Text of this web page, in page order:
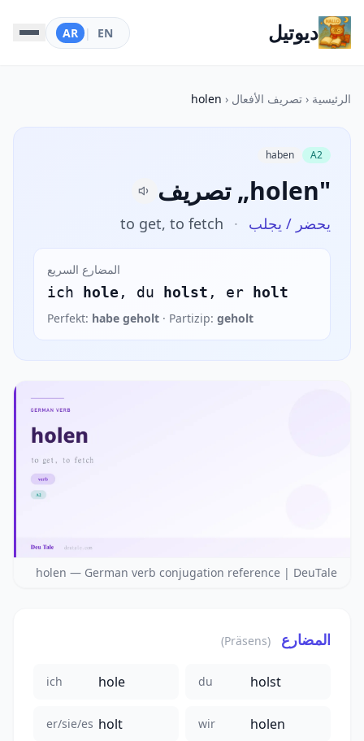
ديوتيل EN
|
AR
الرئيسية ‹ تصريف الأفعال ‹
holen
A2
haben
تصريف „holen"
يحضر / يجلب ·
to get, to fetch
المضارع السريع
ich hole , du holst , er holt
Perfekt: habe geholt · Partizip: geholt
holen — German verb conjugation reference | DeuTale
المضارع (Präsens)
ich hole du holst
er/sie/es holt wir holen